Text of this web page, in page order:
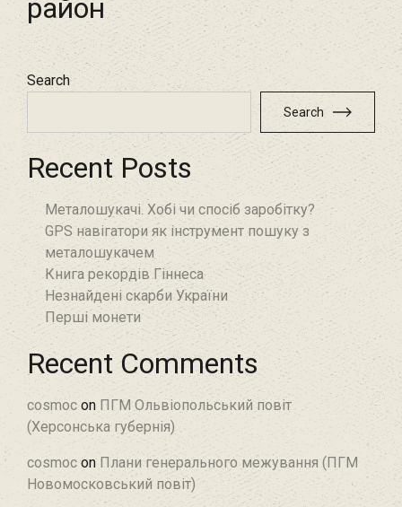
район
Search
Search
Recent Posts
Металошукачі. Хобі чи спосіб заробітку?
GPS навігатори як інструмент пошуку з
металошукачем
Книга рекордів Гіннеса
Незнайдені скарби України
Перші монети
Recent Comments
cosmoc on ПГМ Ольвіопольський повіт
(Херсонська губернія)
cosmoc on Плани генерального межування (ПГМ
Новомосковський повіт)